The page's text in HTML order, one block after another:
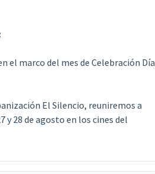
el marco del mes de Celebración Día
El Silencio, reuniremos a
28 de agosto en los cines del